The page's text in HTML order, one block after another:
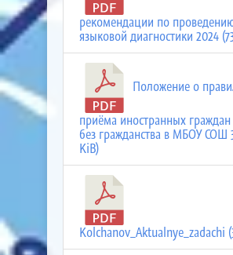
рекомендации по
языковой диагностики 2024
Положение о
приёма иностранных
без гражданства в МБОУ СОШ
KiB)
Kolchanov_Aktualnye_zadachi